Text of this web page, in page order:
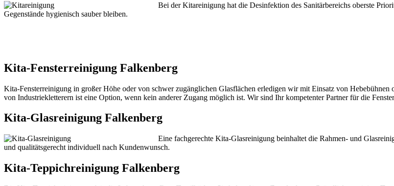
Bei der Kitareinigung hat die Desinfektion des Sanitärbereichs oberste
Gegenstände hygienisch sauber bleiben.
Kita-Fensterreinigung Falkenberg
Kita-Fensterreinigung in großer Höhe oder von schwer zugänglichen Glasflächen erledigen wir mit Einsatz von Hebebühnen
von Industriekletterern ist eine Option, wenn kein anderer Zugang möglich ist. Wir sind Ihr kompetenter Partner für die
Kita-Glasreinigung Falkenberg
Eine fachgerechte Kita-Glasreinigung beinhaltet die Rahmen- und
und qualitätsgerecht individuell nach Kundenwunsch.
Kita-Teppichreinigung Falkenberg